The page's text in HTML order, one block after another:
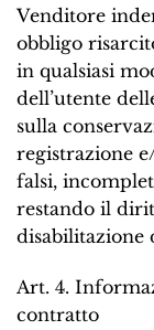
Venditore
obbligo
in qualsiasi
dell’utente
sulla
registrazione
falsi,
restando il
disabilitazione
Art. 4.
contratto